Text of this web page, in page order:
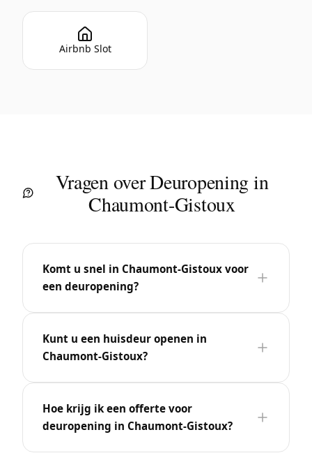
Airbnb Slot
Vragen over Deuropening in
Chaumont-Gistoux
Komt u snel in Chaumont-Gistoux voor
een deuropening?
Kunt u een huisdeur openen in
Chaumont-Gistoux?
Hoe krijg ik een offerte voor
deuropening in Chaumont-Gistoux?